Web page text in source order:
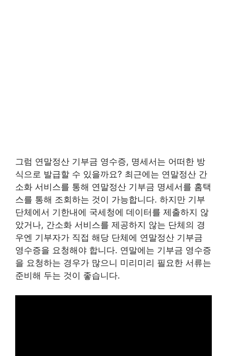
그럼 연말정산 기부금 영수증, 명세서는 어떠한 방
식으로 발급할 수 있을까요? 최근에는 연말정산 간
소화 서비스를 통해 연말정산 기부금 명세서를 홈택
스를 통해 조회하는 것이 가능합니다. 하지만 기부
단체에서 기한내에 국세청에 데이터를 제출하지 않
았거나, 간소화 서비스를 제공하지 않는 단체의 경
우엔 기부자가 직접 해당 단체에 연말정산 기부금
영수증을 요청해야 합니다. 연말에는 기부금 영수증
을 요청하는 경우가 많으니 미리미리 필요한 서류는
준비해 두는 것이 좋습니다.